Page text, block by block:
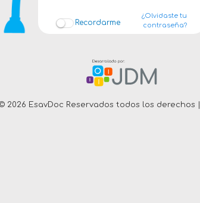
Recordarme
¿Olvidaste tu
contraseña?
2026 EsavDoc Reservados todos los derechos |